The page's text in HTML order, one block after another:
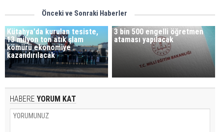
Önceki ve Sonraki Haberler
Kütahya'da kurulan tesiste,
13 milyon ton atık şlam
kömürü ekonomiye
kazandırılacak
3 bin 500 engelli öğretmen
ataması yapılacak
HABERE YORUM KAT